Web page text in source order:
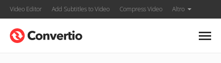
Video Editor Add Subtitles to Video Compress Video Altro